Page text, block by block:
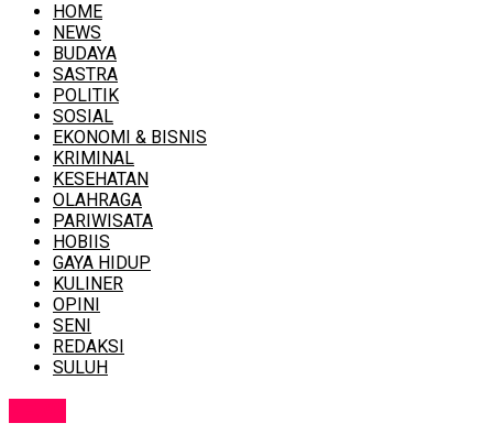
HOME
NEWS
BUDAYA
SASTRA
POLITIK
SOSIAL
EKONOMI & BISNIS
KRIMINAL
KESEHATAN
OLAHRAGA
PARIWISATA
HOBIIS
GAYA HIDUP
KULINER
OPINI
SENI
REDAKSI
SULUH